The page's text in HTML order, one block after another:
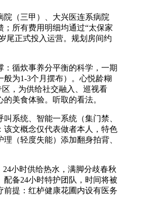
（三甲）、大兴医连系病院
所有费用明细均通过“太保家
尾正式投入运营。规划房间约
循炊事养分平衡的科学，一期
为1-3个月摆布）。心悦龄糊
，为供给社交融入、巡视看
美食体验。听取的看法。
系统、智能一系统（集门禁、
该文概念仅代表做者本人，特色
（轻度失能）添加翻身拍背、
小时供给热水，满脚分歧春秋
备24小时特护团队，时间将被
提：红栌健康花圃内设有医务